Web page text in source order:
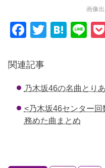
画像
F
c
b
o
o
T
H
a
Li
関連記事
乃木坂46の名曲とり
<乃木坂46センター
務めた曲まとめ